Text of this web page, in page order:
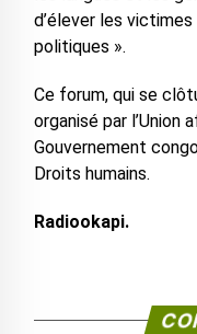
d’élever les
politiques ».
Ce forum, qui se
organisé par l’Union
Gouvernement
Droits humains.
Radiookapi.